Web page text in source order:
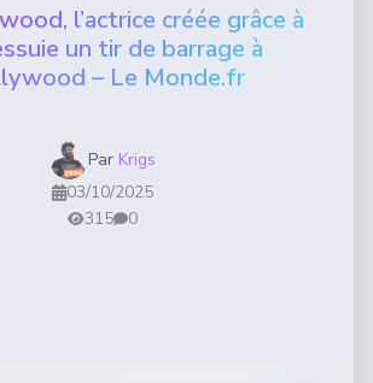
l’actrice créée grâce à
un tir de barrage à
– Le Monde.fr
Par Krigs
03/10/2025
315
0